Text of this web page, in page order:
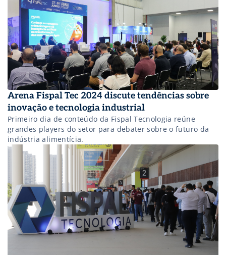
Arena Fispal Tec 2024 discute tendências sobre
inovação e tecnologia industrial
Primeiro dia de conteúdo da Fispal Tecnologia reúne
grandes players do setor para debater sobre o futuro da
indústria alimentícia.